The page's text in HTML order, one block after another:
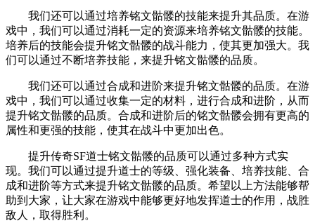
我们还可以通过培养铭文骷髅的技能来提升其品质。在游
戏中，我们可以通过消耗一定的资源来培养铭文骷髅的技能。
培养后的技能会提升铭文骷髅的战斗能力，使其更加强大。我
们可以通过不断培养技能，来提升铭文骷髅的品质。
我们还可以通过合成和进阶来提升铭文骷髅的品质。在游
戏中，我们可以通过收集一定的材料，进行合成和进阶，从而
提升铭文骷髅的品质。合成和进阶后的铭文骷髅会拥有更高的
属性和更强的技能，使其在战斗中更加出色。
提升传奇SF道士铭文骷髅的品质可以通过多种方式实
现。我们可以通过提升道士的等级、强化装备、培养技能、合
成和进阶等方式来提升铭文骷髅的品质。希望以上方法能够帮
助到大家，让大家在游戏中能够更好地发挥道士的作用，战胜
敌人，取得胜利。